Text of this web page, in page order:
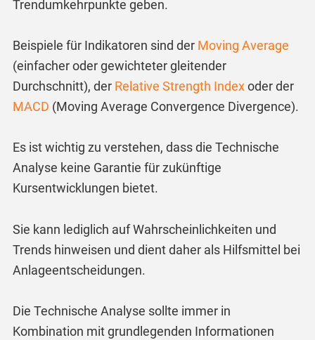
Trendumkehrpunkte geben.
Beispiele für Indikatoren sind der Moving Average
(einfacher oder gewichteter gleitender
Durchschnitt), der Relative Strength Indexoder der
MACD (Moving Average Convergence Divergence).
Es ist wichtig zu verstehen, dass die Technische
Analyse keine Garantie für zukünftige
Kursentwicklungen bietet.
Sie kann lediglich auf Wahrscheinlichkeiten und
Trends hinweisen und dient daher als Hilfsmittel bei
Anlageentscheidungen.
Die Technische Analyse sollte immer in
Kombination mit grundlegenden Informationen